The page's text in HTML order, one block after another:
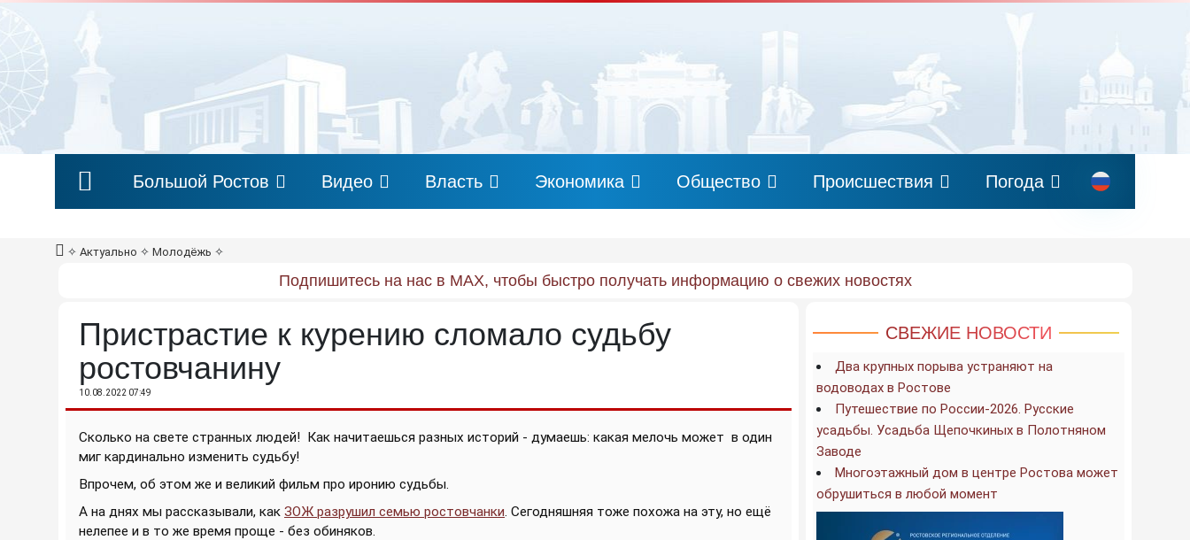
Большой Ростов Видео Власть Экономика Общество Происшествия Погода
✧ Актуально ✧ Молодёжь ✧
Подпишитесь на нас в MAX, чтобы быстро получать информацию о свежих новостях
Пристрастие к курению сломало судьбу
ростовчанину
10.08.2022 07:49
Сколько на свете странных людей! Как начитаешься разных историй - думаешь: какая мелочь может в один
миг кардинально изменить судьбу!
Впрочем, об этом же и великий фильм про иронию судьбы.
А на днях мы рассказывали, как ЗОЖ разрушил семью ростовчанки. Сегодняшняя тоже похожа на эту, но ещё
нелепее и в то же время проще - без обиняков.
СВЕЖИЕ НОВОСТИ
Два крупных порыва устраняют на
водоводах в Ростове
Путешествие по России-2026. Русские
усадьбы. Усадьба Щепочкиных в Полотняном
Заводе
Многоэтажный дом в центре Ростова может
обрушиться в любой момент